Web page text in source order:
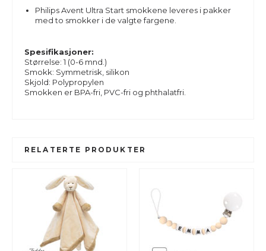
Philips Avent Ultra Start smokkene leveres i pakker
med to smokker i de valgte fargene.
Spesifikasjoner:
Størrelse: 1 (0-6 mnd.)
Smokk: Symmetrisk, silikon
Skjold: Polypropylen
Smokken er BPA-fri, PVC-fri og phthalatfri.
RELATERTE PRODUKTER